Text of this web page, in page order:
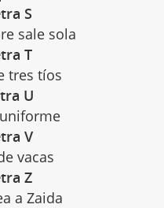
S
sale sola
T
tres tíos
U
V
vacas
Z
a Zaida